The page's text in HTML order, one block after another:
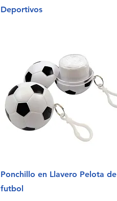
Deportivos
Ponchillo en Llavero Pelota de
futbol